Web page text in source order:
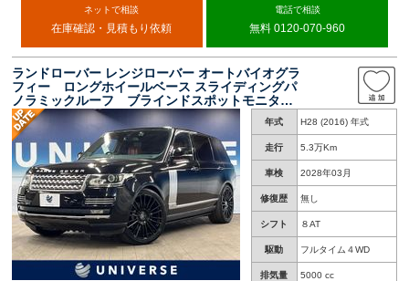
ネットで相談
在庫確認・見積もり依頼
電話で相談
無料 0120-070-960
ランドローバー レンジローバー オートバイオグラ
フィー ロングホイールベース スライディングパ
ノラミックルーフ ブラインドスポットモニタ
ー 赤革シート 全席シートヒーター＆ベンチレ
ーション ＭＥＲＩＤＩＡＮ製サラウンドサウン
ドシステム アダプティブクルーズコントロー
ル ＥＴＣ
年式 H28 (2016) 年式
走行 5.3万Km
車検 2028年03月
修復歴 無し
シフト ８AT
駆動 フルタイム４WD
排気量 5000 cc